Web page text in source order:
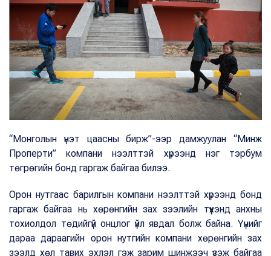
“Монголын үнэт цаасны бирж”-ээр дамжуулан “Минж
Проперти” компани нээлттэй хүрээнд нэг тэрбум
төгрөгийн бонд гаргаж байгаа билээ.
Орон нутгаас барилгын компани нээлттэй хүрээнд бонд
гаргаж байгаа нь хөрөнгийн зах зээлийн түүхэнд анхны
тохиолдол төдийгүй онцлог үйл явдал болж байна. Үүнийг
дараа дараагийн орон нутгийн компани хөрөнгийн зах
зээлд хөл тавих эхлэл гэж зарим шинжээч үзэж байгаа